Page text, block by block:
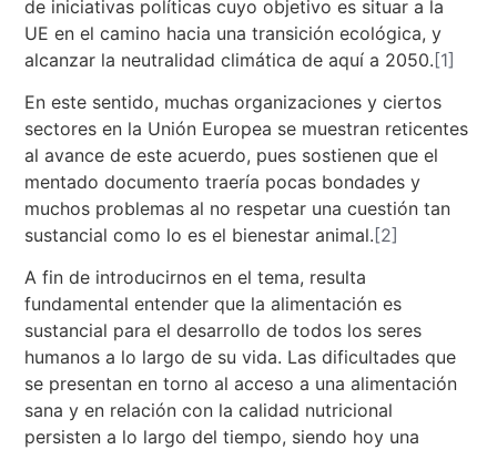
de iniciativas políticas cuyo objetivo es situar a la
UE en el camino hacia una transición ecológica, y
alcanzar la neutralidad climática de aquí a 2050.[1]
En este sentido, muchas organizaciones y ciertos
sectores en la Unión Europea se muestran reticentes
al avance de este acuerdo, pues sostienen que el
mentado documento traería pocas bondades y
muchos problemas al no respetar una cuestión tan
sustancial como lo es el bienestar animal.[2]
A fin de introducirnos en el tema, resulta
fundamental entender que la alimentación es
sustancial para el desarrollo de todos los seres
humanos a lo largo de su vida. Las dificultades que
se presentan en torno al acceso a una alimentación
sana y en relación con la calidad nutricional
persisten a lo largo del tiempo, siendo hoy una